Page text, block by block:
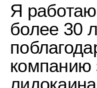
Я
более 30
компанию